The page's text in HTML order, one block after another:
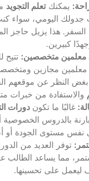
يمكنك تعلم التجويد
اليومي، سواء
السفر. هذا يزيل حاجز
كبيرين.
معلمين متخصصين: تتيح
معلمين مجازين
بغض النظر عن موقعهم
والاستفادة من خبرات
غالبًا ما تكون دورات
بالدروس الخصوصية
نفس مستوى الجودة أو
توفر العديد من
مما يساعد الطالب
ليعمل على تحسينها.